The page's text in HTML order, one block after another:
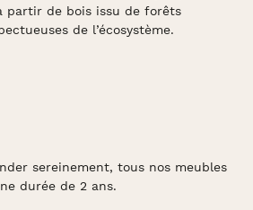
partir de bois issu de forêts
de l’écosystème.
sereinement, tous nos meubles
durée de 2 ans.